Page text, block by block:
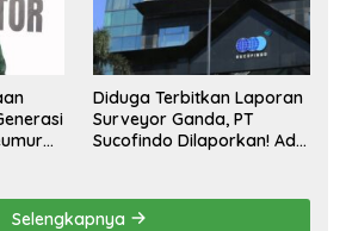
Diduga Terbitkan Laporan
Surveyor Ganda, PT
Sucofindo Dilaporkan! Ada
Selengkapnya